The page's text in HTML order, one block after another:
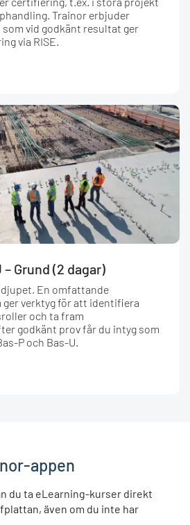
Trainor erbjuder
vid godkänt resultat ger
via RISE.
Grund (2 dagar)
djupet. En omfattande
verktyg för att identifiera
och ta fram
godkänt prov får du intyg som
P och Bas-U.
appen
du ta eLearning-kurser direkt
även om du inte har